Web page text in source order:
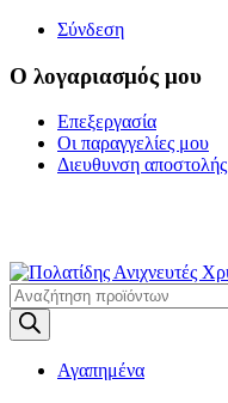
Σύνδεση
Ο λογαριασμός μου
Επεξεργασία
Οι παραγγελίες μου
Διευθυνση αποστολής
Products
search
Αγαπημένα